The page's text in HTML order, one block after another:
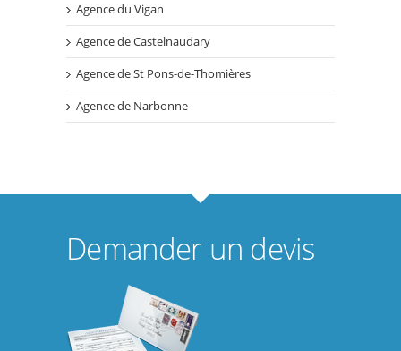
Agence du Vigan
Agence de Castelnaudary
Agence de St Pons-de-Thomières
Agence de Narbonne
Demander un devis